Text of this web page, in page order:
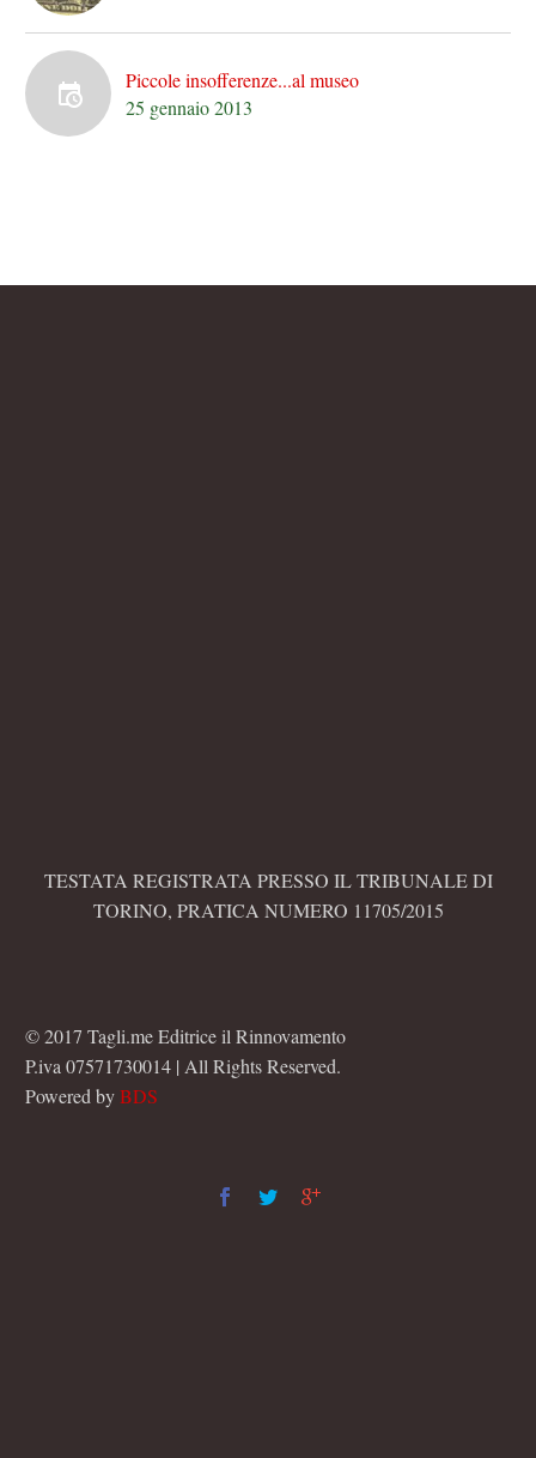
Piccole insofferenze...al museo
25 gennaio 2013
TESTATA REGISTRATA PRESSO IL TRIBUNALE DI
TORINO, PRATICA NUMERO 11705/2015
© 2017 Tagli.me Editrice il Rinnovamento
P.iva 07571730014 | All Rights Reserved.
Powered byBDS